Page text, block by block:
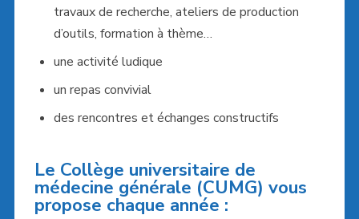
travaux de recherche, ateliers de production
d’outils, formation à thème…
une activité ludique
un repas convivial
des rencontres et échanges constructifs
Le Collège universitaire de
médecine générale (CUMG) vous
propose chaque année :